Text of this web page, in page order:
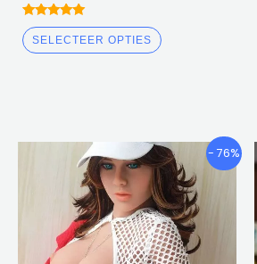
gewaardeerd
5.00
uit 5
SELECTEER OPTIES
- 76%
Prijsklasse:
€706.87
door
€1,119.04
Dit
product
heeft
meerdere
varianten.